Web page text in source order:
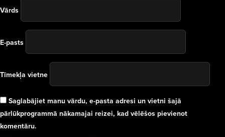
Vārds
E-pasts
Tīmekļa vietne
Saglabājiet manu vārdu, e-pasta adresi un vietni šajā
pārlūkprogrammā nākamajai reizei, kad vēlēšos pievienot
komentāru.